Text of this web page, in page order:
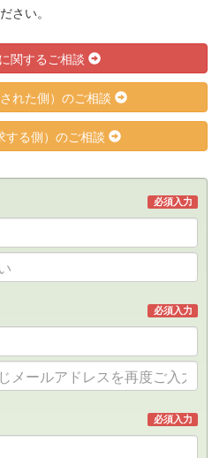
さい。
関するご相談
れた側）のご相談
する側）のご相談
必須入力
必須入力
必須入力